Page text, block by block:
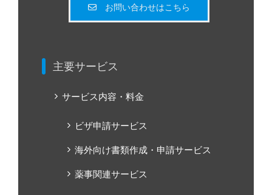
お問い合わせはこちら
主要サービス
サービス内容・料金
ビザ申請サービス
海外向け書類作成・申請サービス
薬事関連サービス